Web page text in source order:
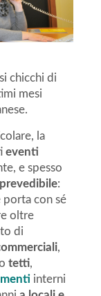
chicchi di
mesi
la
eventi
e spesso
:
porta con sé
oltre
di
,
tetti,
interni